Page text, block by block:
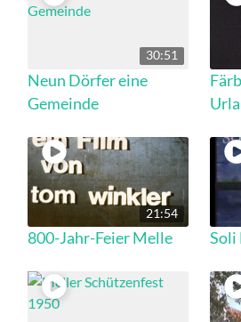
30:51
Neun Dörfer eine
Gemeinde
21:54
800-Jahr-Feier Melle Soli